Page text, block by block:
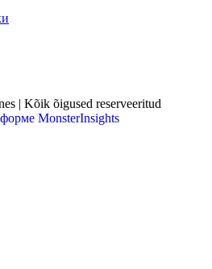
| Kõik õigused reserveeritud